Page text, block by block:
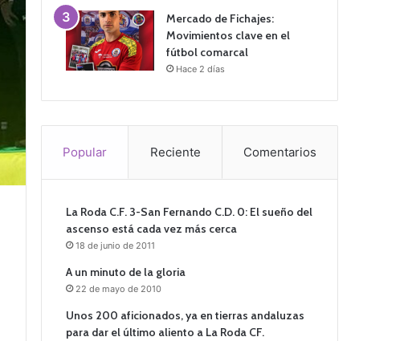
Mercado de Fichajes:
Movimientos clave en el
fútbol comarcal
Hace 2 días
Popular Reciente Comentarios
La Roda C.F. 3-San Fernando C.D. 0: El sueño del
ascenso está cada vez más cerca
18 de junio de 2011
A un minuto de la gloria
22 de mayo de 2010
Unos 200 aficionados, ya en tierras andaluzas
para dar el último aliento a La Roda CF.